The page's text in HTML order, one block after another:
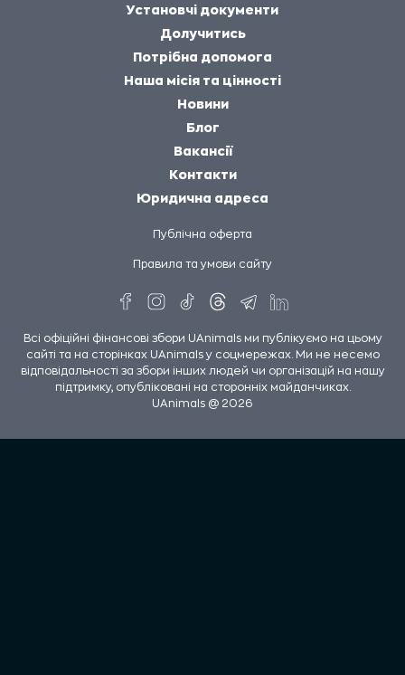
Установчі документи
Долучитись
Потрібна допомога
Наша місія та цінності
Новини
Блог
Вакансії
Контакти
Юридична адреса
Публічна оферта
Правила та умови сайту
Всі офіційні фінансові збори UAnimals ми публікуємо на цьому
сайті та на сторінках UAnimals у соцмережах. Ми не несемо
відповідальності за збори інших людей чи організацій на нашу
підтримку, опубліковані на сторонніх майданчиках.
UAnimals @ 2026